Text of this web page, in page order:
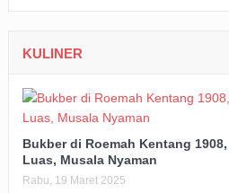
KULINER
Bukber di Roemah Kentang
Luas, Musala Nyaman
Rabu, 19 Maret 2025